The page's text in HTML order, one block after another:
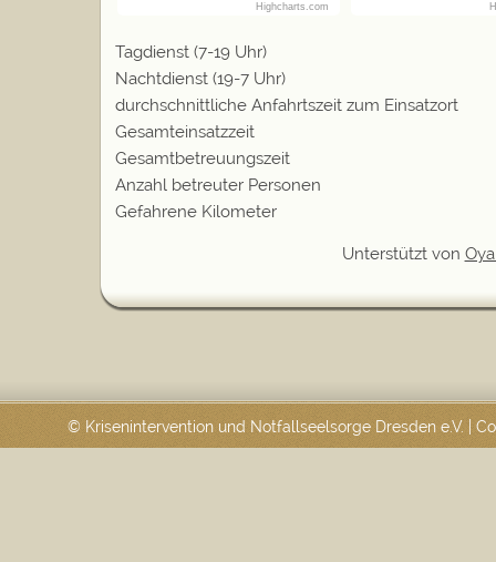
Highcharts.com
Tagdienst (7-19 Uhr)
Nachtdienst (19-7 Uhr)
durchschnittliche Anfahrtszeit zum Einsatzort
Gesamteinsatzzeit
Gesamtbetreuungszeit
Anzahl betreuter Personen
Gefahrene Kilometer
Unterstützt von
© Krisenintervention und Notfallseelsorge Dresden e.V. |